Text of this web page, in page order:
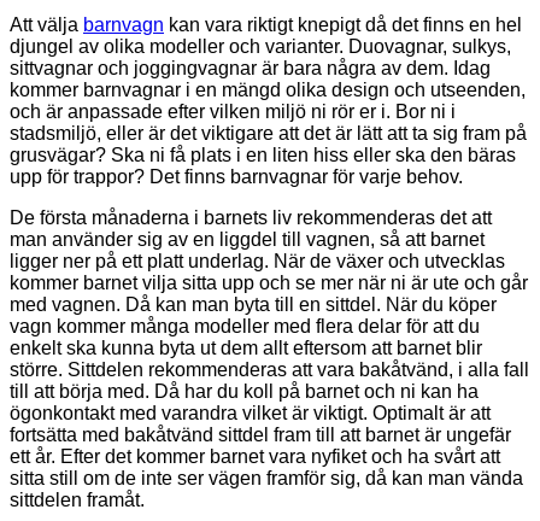
Att välja barnvagn kan vara riktigt knepigt då det finns en hel
djungel av olika modeller och varianter. Duovagnar, sulkys,
sittvagnar och joggingvagnar är bara några av dem. Idag
kommer barnvagnar i en mängd olika design och utseenden,
och är anpassade efter vilken miljö ni rör er i. Bor ni i
stadsmiljö, eller är det viktigare att det är lätt att ta sig fram på
grusvägar? Ska ni få plats i en liten hiss eller ska den bäras
upp för trappor? Det finns barnvagnar för varje behov.
De första månaderna i barnets liv rekommenderas det att
man använder sig av en liggdel till vagnen, så att barnet
ligger ner på ett platt underlag. När de växer och utvecklas
kommer barnet vilja sitta upp och se mer när ni är ute och går
med vagnen. Då kan man byta till en sittdel. När du köper
vagn kommer många modeller med flera delar för att du
enkelt ska kunna byta ut dem allt eftersom att barnet blir
större. Sittdelen rekommenderas att vara bakåtvänd, i alla fall
till att börja med. Då har du koll på barnet och ni kan ha
ögonkontakt med varandra vilket är viktigt. Optimalt är att
fortsätta med bakåtvänd sittdel fram till att barnet är ungefär
ett år. Efter det kommer barnet vara nyfiket och ha svårt att
sitta still om de inte ser vägen framför sig, då kan man vända
sittdelen framåt.